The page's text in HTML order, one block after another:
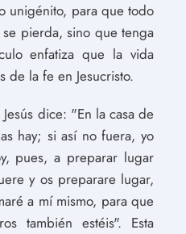
unigénito, para que todo
pierda, sino que tenga
enfatiza que la vida
de la fe en Jesucristo.
dice: "En la casa de
hay; si así no fuera, yo
pues, a preparar lugar
y os preparare lugar,
a mí mismo, para que
también estéis". Esta